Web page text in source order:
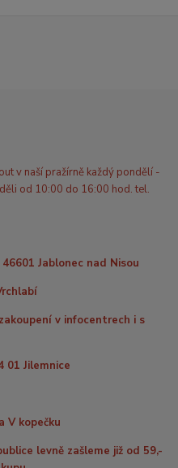
v naší pražírně každý pondělí -
od 10:00 do 16:00 hod. tel.
Jablonec nad Nisou
v infocentrech i s
01 Jilemnice
V kopečku
levně zašleme již od 59,-